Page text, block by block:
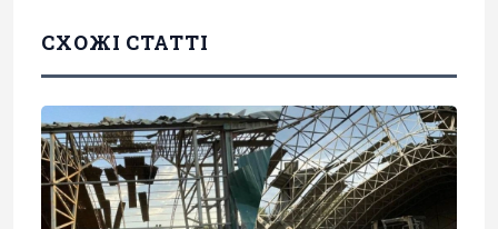
СХОЖІ СТАТТІ